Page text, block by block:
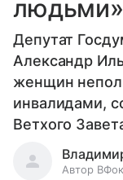
людьми»
Депутат
Александр
женщин
инвалидами,
Ветхого
Автор